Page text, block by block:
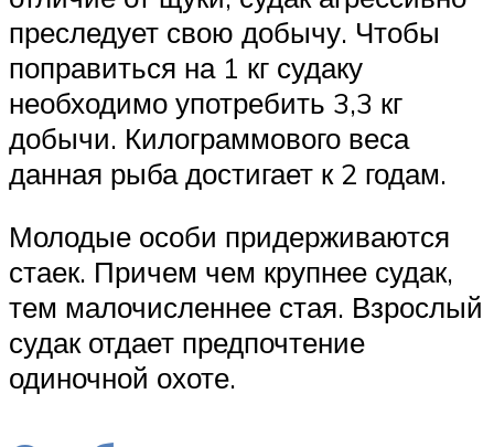
преследует свою добычу. Чтобы
поправиться на 1 кг судаку
необходимо употребить 3,3 кг
добычи. Килограммового веса
данная рыба достигает к 2 годам.
Молодые особи придерживаются
стаек. Причем чем крупнее судак,
тем малочисленнее стая. Взрослый
судак отдает предпочтение
одиночной охоте.